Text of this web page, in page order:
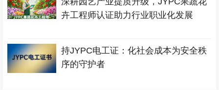
卉工程师认证助力行业职业化发展
持JYPC电工证：化社会成本为安全秩
序的守护者